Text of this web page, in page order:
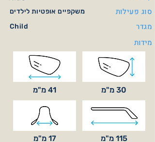
משקפיים אופטיות לילדים סוג פעילות
Child
מגדר
מידות
41 מ"מ 30 מ"מ
17 מ"מ 115 מ"מ